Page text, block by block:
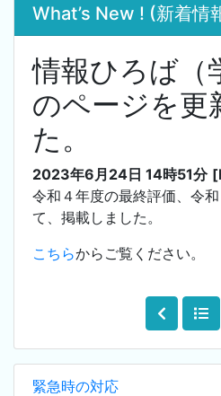
緊急時の対応
What’s New ! (新着情
情報ひろば（
のページを更
た。
2023年6月24日 14時51分
令和４年度の最終評価、令
て、掲載しました。
こちらからご覧ください。